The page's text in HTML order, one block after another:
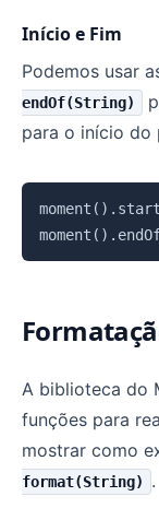
Início e Fim
Podemos usar
endOf(String)
para o início do
A biblioteca do
funções para
mostrar como
format(String) .